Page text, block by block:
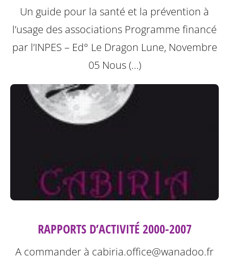
Un guide pour la santé et la prévention à
l’usage des associations Programme financé
par l’INPES – Ed° Le Dragon Lune, Novembre
05 Nous (…)
RAPPORTS D’ACTIVITÉ 2000-2007
A commander à cabiria.office@wanadoo.fr